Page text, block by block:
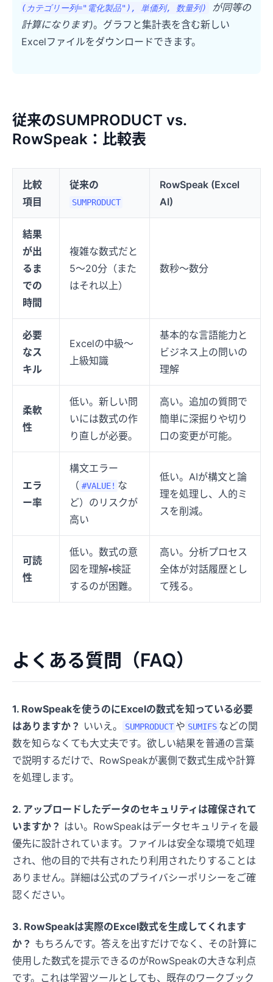
(カテゴリー列="電化製品"), 単価列, 数量列)
が同等の
計算になります)。グラフと集計表を含む新しい
Excelファイルをダウンロードできます。
従来のSUMPRODUCT vs.
RowSpeak：比較表
比較
項目
従来の
SUMPRODUCT
RowSpeak (Excel
AI)
結果
が出
るま
での
時間
複雑な数式だと
5〜20分（また
はそれ以上）
数秒〜数分
必要
なス
キル
Excelの中級〜
上級知識
基本的な言語能力と
ビジネス上の問いの
理解
柔軟
性
低い。新しい問
いには数式の作
り直しが必要。
高い。追加の質問で
簡単に深掘りや切り
口の変更が可能。
エラ
ー率
構文エラー
（ #VALUE! な
ど）のリスクが
高い
低い。AIが構文と論
理を処理し、人的ミ
スを削減。
可読
性
低い。数式の意
図を理解・検証
するのが困難。
高い。分析プロセス
全体が対話履歴とし
て残る。
よくある質問（FAQ）
1. RowSpeakを使うのにExcelの数式を知っている必要
はありますか？ いいえ。 SUMPRODUCT や SUMIFS などの関
数を知らなくても大丈夫です。欲しい結果を普通の言葉
で説明するだけで、RowSpeakが裏側で数式生成や計算
を処理します。
2. アップロードしたデータのセキュリティは確保されて
いますか？ はい。RowSpeakはデータセキュリティを最
優先に設計されています。ファイルは安全な環境で処理
され、他の目的で共有されたり利用されたりすることは
ありません。詳細は公式のプライバシーポリシーをご確
認ください。
3. RowSpeakは実際のExcel数式を生成してくれます
か？ もちろんです。答えを出すだけでなく、その計算に
使用した数式を提示できるのがRowSpeakの大きな利点
です。これは学習ツールとしても、既存のワークブック